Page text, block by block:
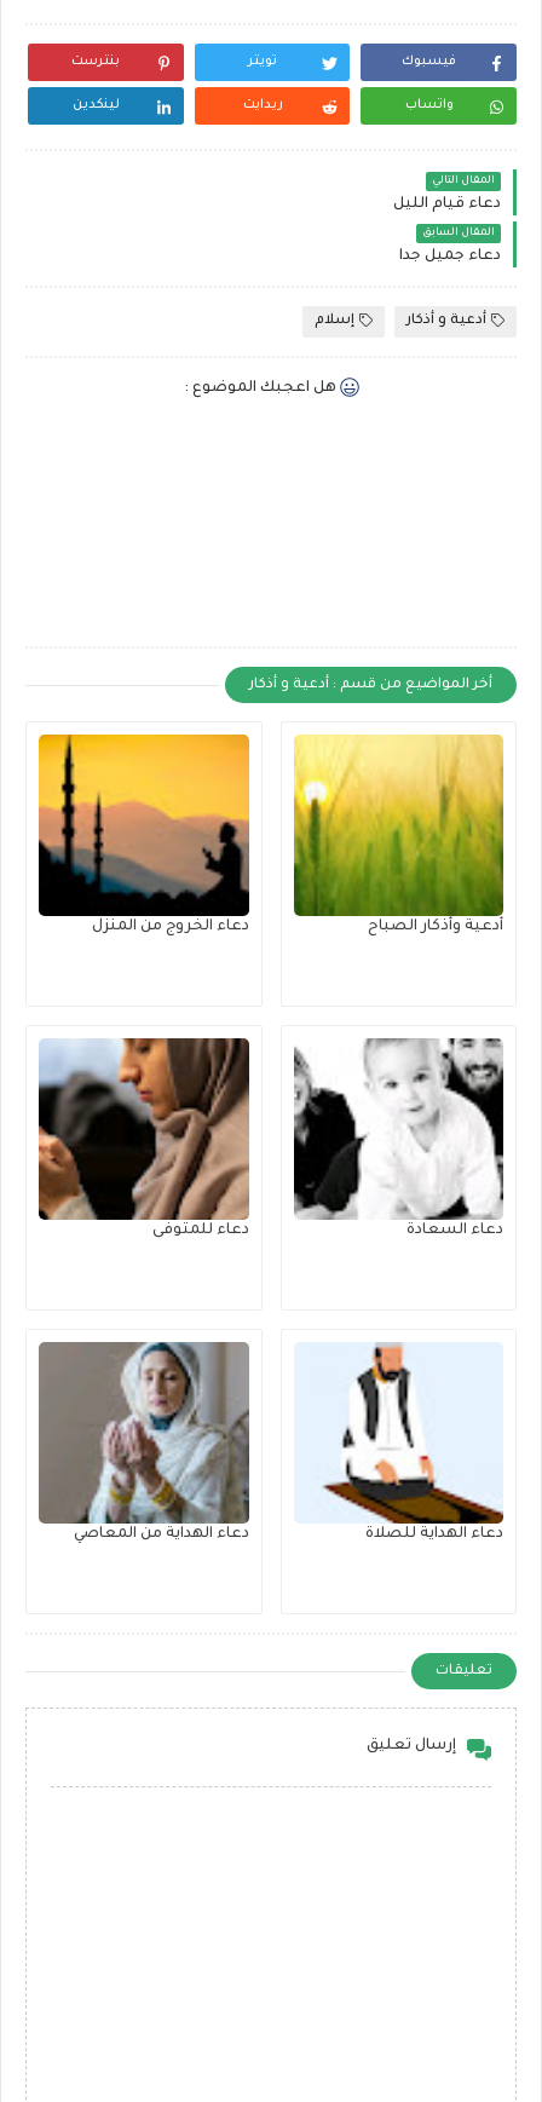
فيسبوك تويتر بنترست
واتساب ريدايت لينكدين
المقال التالي
دعاء قيام الليل
المقال السابق
دعاء جميل جدا
أدعية و أذكار إسلام
هل اعجبك الموضوع :
أخر المواضيع من قسم : أدعية و أذكار
أدعية وأذكار الصباح دعاء الخروج من المنزل
دعاء السعادة دعاء للمتوفى
دعاء الهداية للصلاة دعاء الهداية من المعاصي
تعليقات
إرسال تعليق